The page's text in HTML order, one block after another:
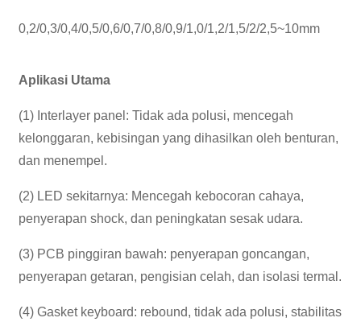
0,2/0,3/0,4/0,5/0,6/0,7/0,8/0,9/1,0/1,2/1,5/2/2,5~10mm
Aplikasi Utama
(1) Interlayer panel: Tidak ada polusi, mencegah
kelonggaran, kebisingan yang dihasilkan oleh benturan,
dan menempel.
(2) LED sekitarnya: Mencegah kebocoran cahaya,
penyerapan shock, dan peningkatan sesak udara.
(3) PCB pinggiran bawah: penyerapan goncangan,
penyerapan getaran, pengisian celah, dan isolasi termal.
(4) Gasket keyboard: rebound, tidak ada polusi, stabilitas